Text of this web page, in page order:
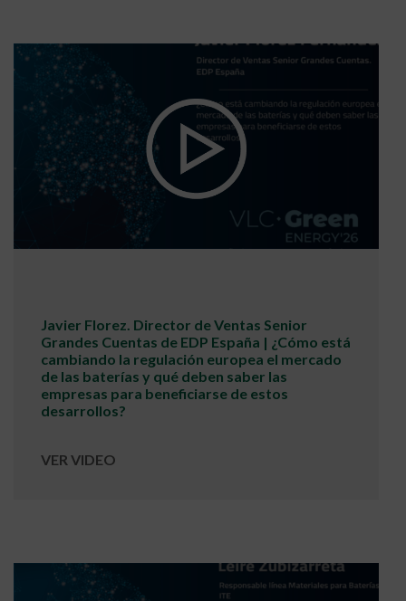
Javier Florez. Director de Ventas Senior
Grandes Cuentas de EDP España | ¿Cómo está
cambiando la regulación europea el mercado
de las baterías y qué deben saber las
empresas para beneficiarse de estos
desarrollos?
VER VIDEO